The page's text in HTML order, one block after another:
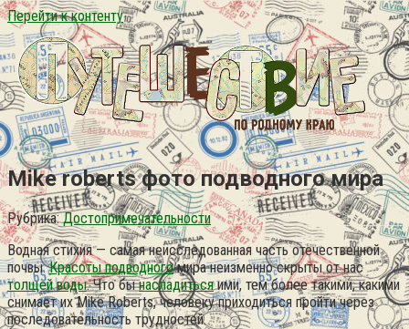
Перейти к контенту
Mike roberts фото подводного мира
Рубрика: Достопримечательности
Водная стихия — самая неисследованная часть отечественной
почвы.Красоты подводногомира неизменно скрыты от нас
толщей воды. Что бынасладитьсяими, тем более такими, какими
снимает их Mike Roberts, человеку приходиться пройти через
последовательность трудностей.